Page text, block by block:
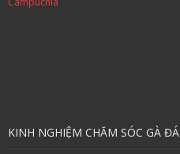
KINH NGHIỆM CHĂM SÓC GÀ ĐÁ